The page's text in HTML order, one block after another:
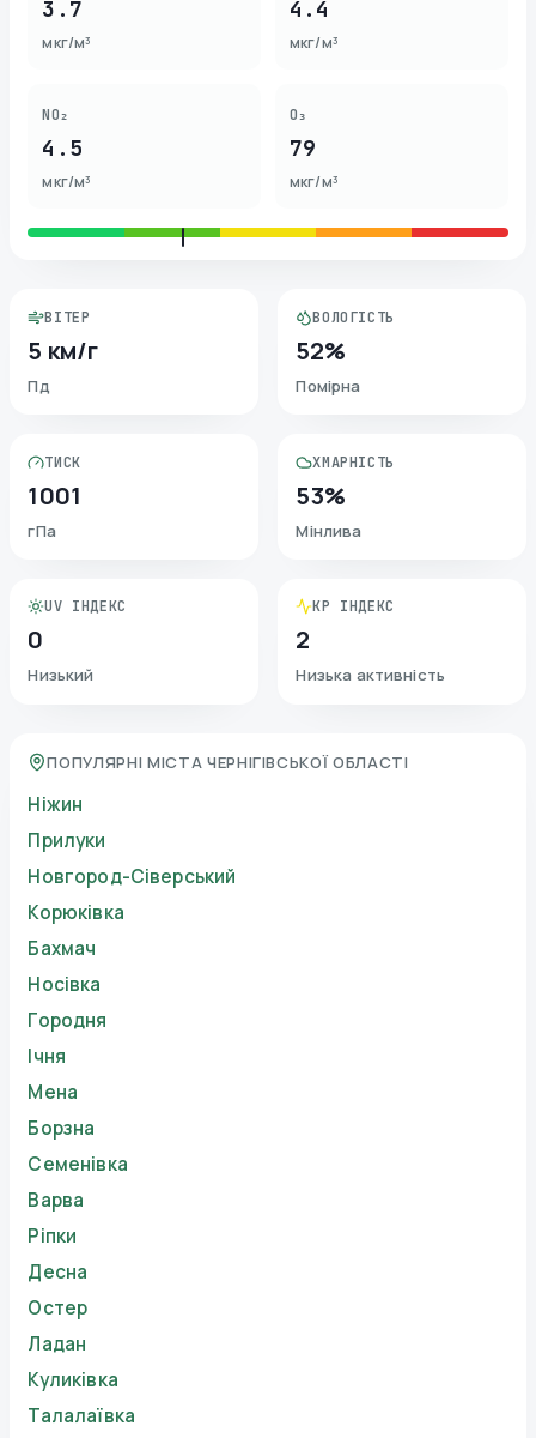
3.7
мкг/м³
4.4
мкг/м³
NO₂
4.5
мкг/м³
O₃
79
мкг/м³
ВІТЕР
5 км/г
Пд
ВОЛОГІСТЬ
52%
Помірна
ТИСК
1001
гПа
ХМАРНІСТЬ
53%
Мінлива
UV ІНДЕКС
0
Низький
KP ІНДЕКС
2
Низька активність
ПОПУЛЯРНІ МІСТА ЧЕРНІГІВСЬКОЇ ОБЛАСТІ
Ніжин
Прилуки
Новгород-Сіверський
Корюківка
Бахмач
Носівка
Городня
Ічня
Мена
Борзна
Семенівка
Варва
Ріпки
Десна
Остер
Ладан
Куликівка
Талалаївка